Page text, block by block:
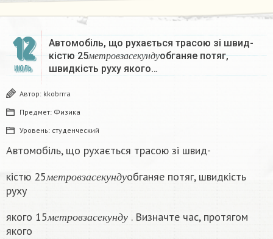
12
ИЮЛЬ
Автомобіль, що рухається трасою зі швид-
кістю 25ме т р о вза с е к у н д у
т о з а ку ду
обганяе потяг,
швидкість руху якого…
Автор: kkobrrra
Предмет: Физика
Уровень: студенческий
Автомобіль, що рухається трасою зі швид-
кістю 25ме т р о в з а с е к у н д у
нд обганяе потяг, швидкість
руху
якого 15ме т р о в з а с е к у н д у
нд
. Визначте час, протягом
якого